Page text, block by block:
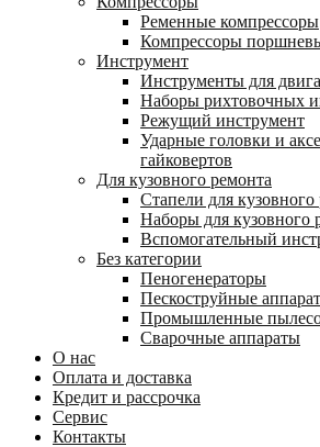
Ременные компрессоры
Компрессоры
Инструмент
Инструменты для
Наборы рихтовочных
Режущий инструмент
Ударные головки и
гайковертов
Для кузовного ремонта
Стапели для кузовного
Наборы для кузовного
Вспомогательный
Без категории
Пеногенераторы
Пескоструйные
Промышленные
Сварочные аппараты
О нас
Оплата и доставка
Кредит и рассрочка
Сервис
Контакты